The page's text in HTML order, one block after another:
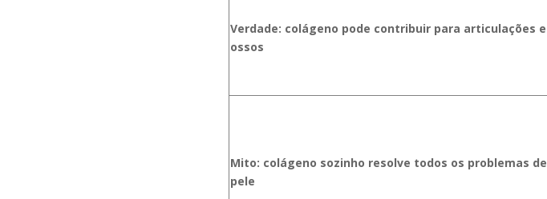
Verdade: colágeno pode contribuir para articulações e
ossos
Mito: colágeno sozinho resolve todos os problemas de
pele